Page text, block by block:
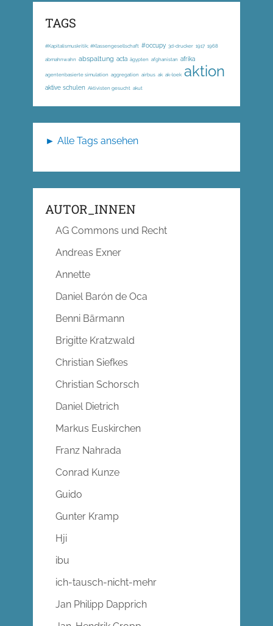
TAGS
#Kapitalismuskritik; #Klassengesellschaft #occupy 3d-drucker 1917 1968
abmahnwahn abspaltung acta ägypten afghanistan afrika
agentenbasierte simulation aggregation airbus ak ak-loek aktion
aktive schulen Aktivisten gesucht akut
► Alle Tags ansehen
AUTOR_INNEN
AG Commons und Recht
Andreas Exner
Annette
Daniel Barón de Oca
Benni Bärmann
Brigitte Kratzwald
Christian Siefkes
Christian Schorsch
Daniel Dietrich
Markus Euskirchen
Franz Nahrada
Conrad Kunze
Guido
Gunter Kramp
Hji
ibu
ich-tausch-nicht-mehr
Jan Philipp Dapprich